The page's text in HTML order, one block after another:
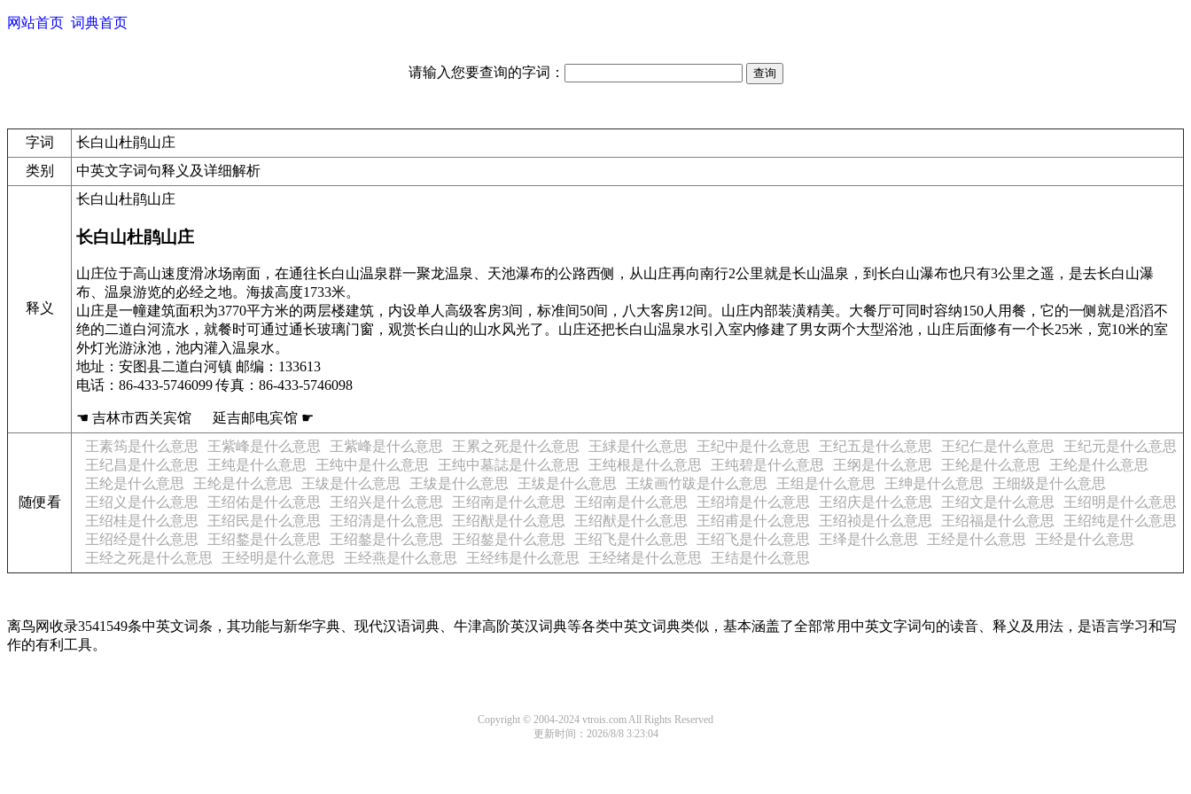
网站首页 词典首页
请输入您要查询的字词：
字词
长白山杜鹃山庄
类别
中英文字词句释义及详细解析
释义
长白山杜鹃山庄
长白山杜鹃山庄
山庄位于高山速度滑冰场南面，在通往长白山温泉群一聚龙温泉、天池瀑布的公路西侧，从山庄再向南行2公里就是长山温泉，到长白山瀑布也只有3公里之遥，是去长白山瀑
布、温泉游览的必经之地。海拔高度1733米。
山庄是一幢建筑面积为3770平方米的两层楼建筑，内设单人高级客房3间，标准间50间，八大客房12间。山庄内部装潢精美。大餐厅可同时容纳150人用餐，它的一侧就是滔滔不
绝的二道白河流水，就餐时可通过通长玻璃门窗，观赏长白山的山水风光了。山庄还把长白山温泉水引入室内修建了男女两个大型浴池，山庄后面修有一个长25米，宽10米的室
外灯光游泳池，池内灌入温泉水。
地址：安图县二道白河镇 邮编：133613
电话：86-433-5746099 传真：86-433-5746098
☚ 吉林市西关宾馆 延吉邮电宾馆 ☛
随便看
王素筠是什么意思 王紫峰是什么意思 王紫峰是什么意思 王累之死是什么意思 王絿是什么意思 王纪中是什么意思 王纪五是什么意思 王纪仁是什么意思
王纪元是什么意思
王纪昌是什么意思
王纯是什么意思 王纯中是什么意思 王纯中墓誌是什么意思 王纯根是什么意思 王纯碧是什么意思 王纲是什么意思 王纶是什么意思
王纶是什么意思
王纶是什么意思
王纶是什么意思 王绂是什么意思 王绂是什么意思 王绂是什么意思 王绂画竹跋是什么意思 王组是什么意思 王绅是什么意思
王细级是什么意思
王绍义是什么意思
王绍佑是什么意思 王绍兴是什么意思 王绍南是什么意思 王绍南是什么意思 王绍堉是什么意思 王绍庆是什么意思 王绍文是什么意思
王绍明是什么意思
王绍桂是什么意思
王绍民是什么意思 王绍清是什么意思 王绍猷是什么意思 王绍猷是什么意思 王绍甫是什么意思 王绍祯是什么意思 王绍福是什么意思
王绍纯是什么意思
王绍经是什么意思
王绍鍪是什么意思 王绍鏊是什么意思 王绍鏊是什么意思 王绍飞是什么意思 王绍飞是什么意思 王绎是什么意思 王经是什么意思
王经是什么意思
王经之死是什么意思
王经明是什么意思 王经燕是什么意思 王经纬是什么意思 王经绪是什么意思 王结是什么意思
离鸟网收录3541549条中英文词条，其功能与新华字典、现代汉语词典、牛津高阶英汉词典等各类中英文词典类似，基本涵盖了全部常用中英文字词句的读音、释义及用法，是语言学习和写
作的有利工具。
Copyright © 2004-2024 vtrois.com All Rights Reserved
更新时间：2026/8/8 3:23:04